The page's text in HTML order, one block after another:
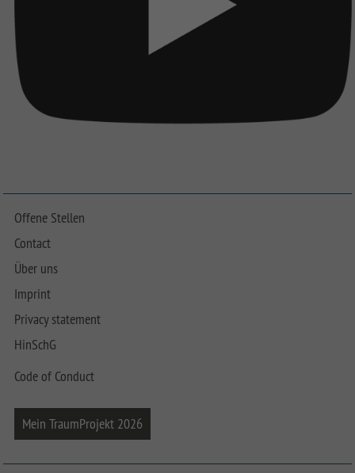
Offene Stellen
Contact
Über uns
Imprint
Privacy statement
HinSchG
Code of Conduct
Mein TraumProjekt 2026